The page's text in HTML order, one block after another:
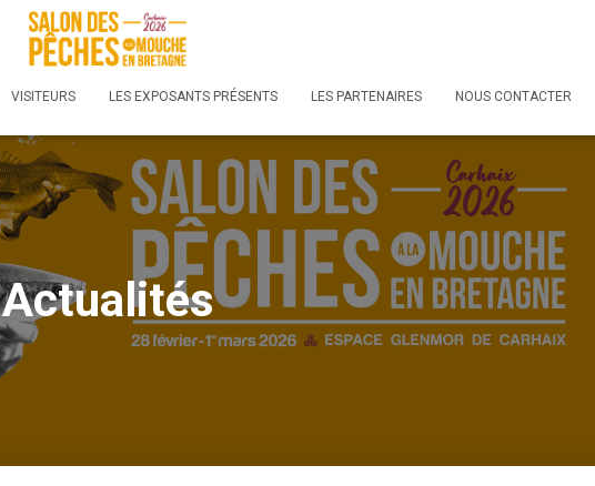
VISITEURS LES EXPOSANTS PRÉSENTS LES PARTENAIRES NOUS CONTACTER
Actualités